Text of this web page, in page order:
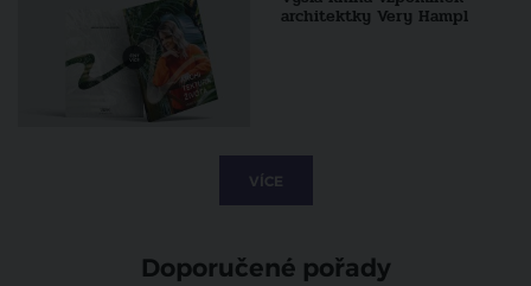
architektky Very Hampl
VÍCE
Doporučené pořady